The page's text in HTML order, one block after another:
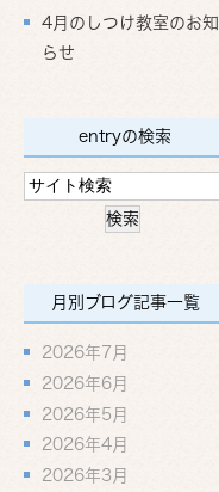
4月のしつけ教室のお知
らせ
entryの検索
月別ブログ記事一覧
2026年7月
2026年6月
2026年5月
2026年4月
2026年3月